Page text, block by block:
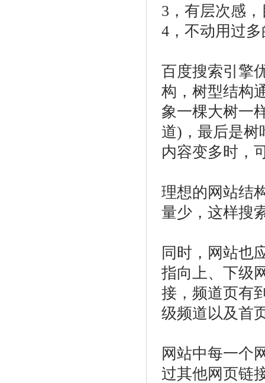
3，有层次感
4，不动用过多
百度搜索引擎
构，树型结
象一棵大树一
道)，最后是树
内容变多时，
理想的网站结
量少，这样搜
同时，网站也
指向上、下级
接，频道页有
级频道以及首
网站中每一个
过其他网页链